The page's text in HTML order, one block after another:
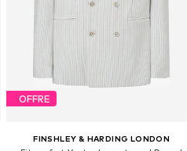
OFFRE
FINSHLEY & HARDING LONDON